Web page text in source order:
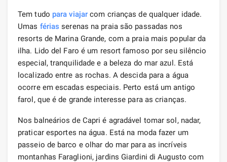
Tem tudo para viajar com crianças de qualquer idade.
Umas férias serenas na praia são passadas nos
resorts de Marina Grande, com a praia mais popular da
ilha. Lido del Faro é um resort famoso por seu silêncio
especial, tranquilidade e a beleza do mar azul. Está
localizado entre as rochas. A descida para a água
ocorre em escadas especiais. Perto está um antigo
farol, que é de grande interesse para as crianças.
Nos balneários de Capri é agradável tomar sol, nadar,
praticar esportes na água. Está na moda fazer um
passeio de barco e olhar do mar para as incríveis
montanhas Faraglioni, jardins Giardini di Augusto com